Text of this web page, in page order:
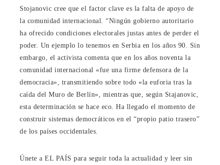
Stojanovic cree que el factor clave es la falta de apoyo de
la comunidad internacional. “Ningún gobierno autoritario
ha ofrecido condiciones electorales justas antes de perder el
poder. Un ejemplo lo tenemos en Serbia en los años 90. Sin
embargo, el activista comenta que en los años noventa la
comunidad internacional «fue una firme defensora de la
democracia», transmitiendo sobre todo «la euforia tras la
caída del Muro de Berlín», mientras que, según Stajanovic,
esta determinación se hace eco. Ha llegado el momento de
construir sistemas democráticos en el “propio patio trasero”
de los países occidentales.
Únete a EL PAÍS para seguir toda la actualidad y leer sin